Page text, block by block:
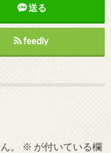
送る
feedly
。 ※ が付いている欄